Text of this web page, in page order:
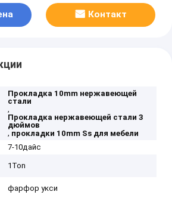
Контакт
Прокладка 10mm нержавеющей
стали
,
Прокладка нержавеющей стали 3
дюймов
, прокладки 10mm Ss для мебели
7-10дайс
1Ton
фарфор укси